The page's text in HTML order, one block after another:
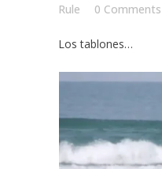
Rule
0 Comments
Los tablones…